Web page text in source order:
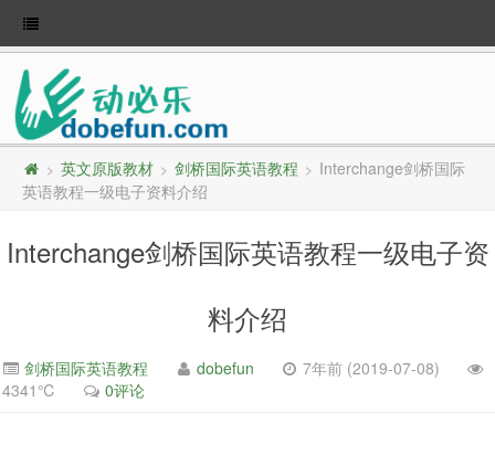
> 英文原版教材 > 剑桥国际英语教程 > Interchange剑桥国际
英语教程一级电子资料介绍
Interchange剑桥国际英语教程一级电子资
料介绍
剑桥国际英语教程 dobefun
7年前 (2019-07-08)
4341℃
0评论